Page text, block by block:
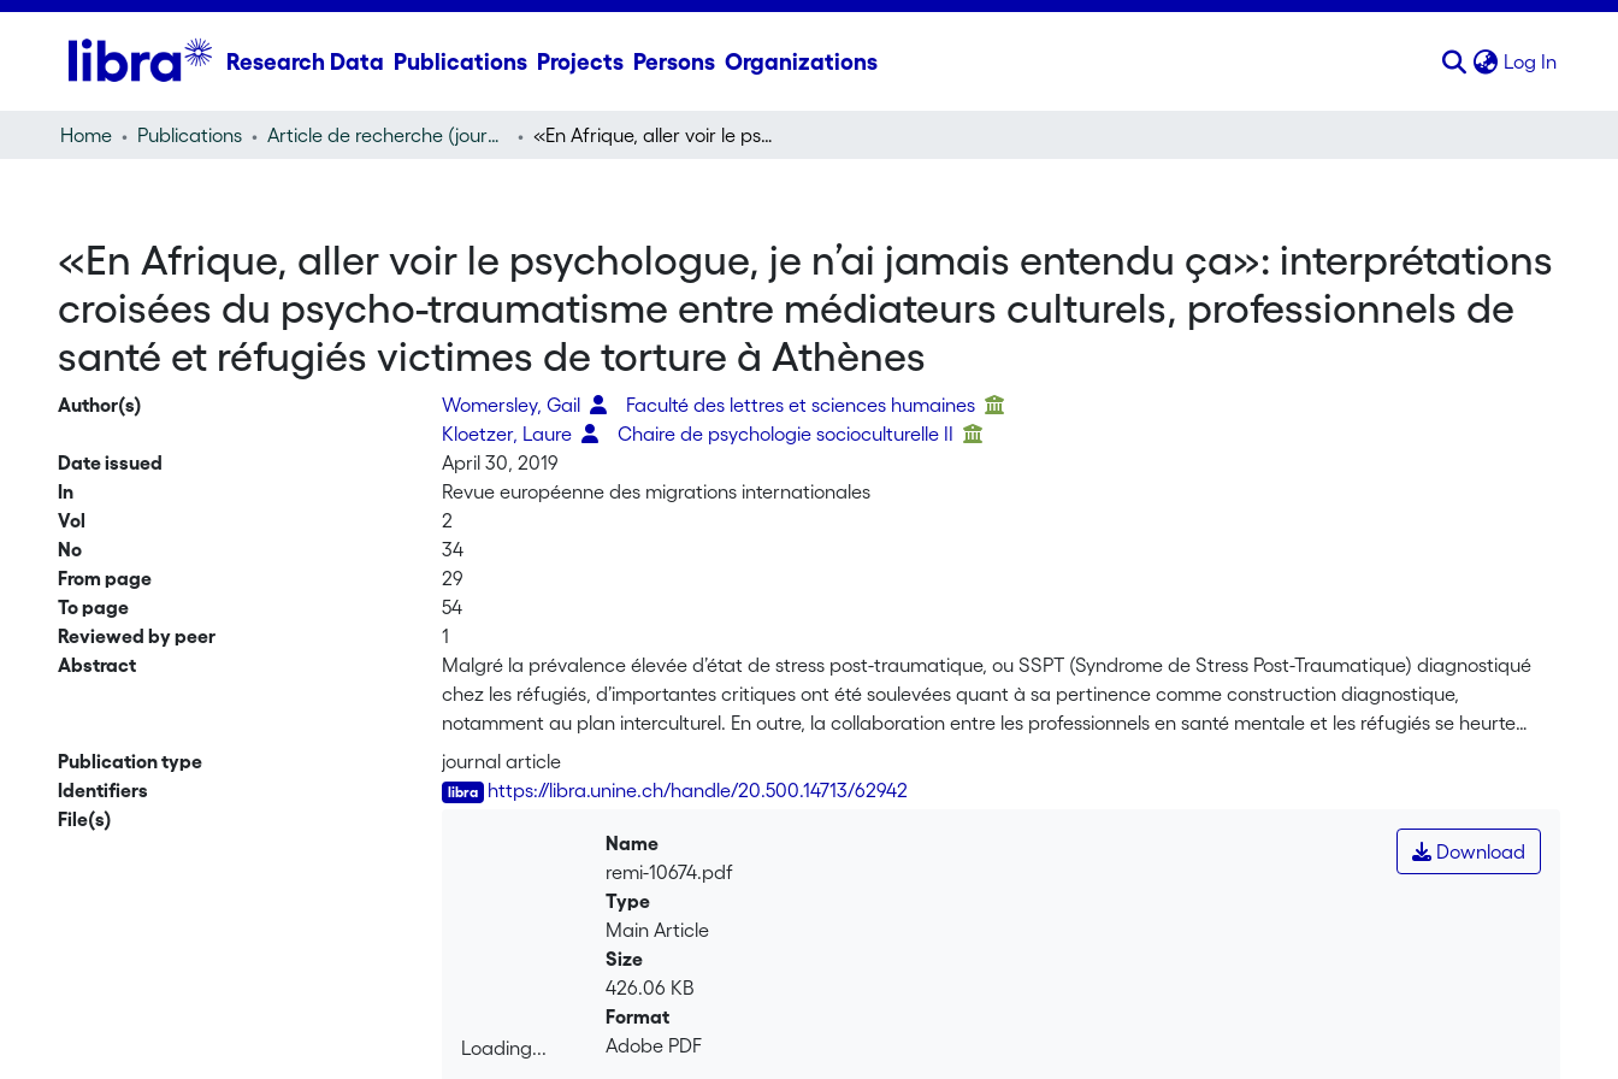
Research Data Publications Projects Persons Organizations Log In
Home Publications Article de recherche (journal article) «En Afrique, aller voir le psychologue, je n’ai jamais entendu ça»: interprétations croisées du psycho-traumatisme entre médiateurs culturels, professionnels de santé et réfugiés victimes de torture à Athènes
«En Afrique, aller voir le psychologue, je n’ai jamais entendu ça»: interprétations
croisées du psycho-traumatisme entre médiateurs culturels, professionnels de
santé et réfugiés victimes de torture à Athènes
Author(s) Womersley, Gail
Faculté des lettres et sciences humaines
Kloetzer, Laure
Chaire de psychologie socioculturelle II
Date issued
April 30, 2019
In
Revue européenne des migrations internationales
Vol
2
No
34
From page
29
To page
54
Reviewed by peer
1
Abstract
Malgré la prévalence élevée d’état de stress post-traumatique, ou SSPT (Syndrome de Stress Post-Traumatique) diagnostiqué
chez les réfugiés, d’importantes critiques ont été soulevées quant à sa pertinence comme construction diagnostique,
notamment au plan interculturel. En outre, la collaboration entre les professionnels en santé mentale et les réfugiés se heurte
fréquemment aux barrières linguistiques et culturelles, ce qui accroît les risques d’incompréhension. Le médiateur culturel joue
dans cet espace un rôle clef de mise en dialogue des conceptions et interprétations variées de la souffrance et du trouble
mental entre les réfugiés et les professionnels de santé. Afin d’explorer la diversité des perspectives des réfugiés, des
professionnels de santé et des médiateurs culturels sur le traumatisme, nous présentons les analyses issues d’un travail de
recherche de douze mois auprès d’ONG travaillant à Athènes, en Grèce, avec des réfugiés victimes de torture. Nos analyses se
centrent sur la manière dont les réfugiés victimes de torture vivent et qualifient leur traumatisme ; la construction des
représentations, des pratiques et des normes concernant les troubles mentaux dans l’interaction avec les professionnels de
santé ; et la façon dont divers acteurs se représentent, comprennent et utilisent une construction diagnostique telle que le SSPT.
Notre recherche souligne la nécessité d’une compréhension plus nuancée et contextualisée du traumatisme, comme étant
influencée de façon déterminante par des systèmes culturels et des contextes sociaux, économiques et historiques plus vastes.
Publication type
journal article
Identifiers
https://libra.unine.ch/handle/20.500.14713/62942
File(s)
Loading...
Download
Name
remi-10674.pdf
Type
Main Article
Size
426.06 KB
Format
Adobe PDF